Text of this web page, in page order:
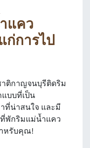
แคว
ก่การไป
ติกาญจนบุรีติดริม
บบที่เป็น
ที่น่าสนใจ และมี
พักริมแม่น้ำแคว
หรับคุณ!